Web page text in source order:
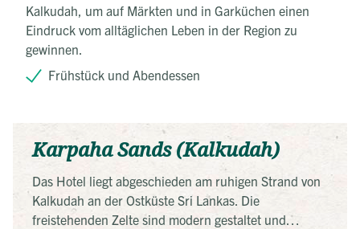
Kalkudah, um auf Märkten und in Garküchen einen
Eindruck vom alltäglichen Leben in der Region zu
gewinnen.
Frühstück und Abendessen
Karpaha Sands (Kalkudah)
Das Hotel liegt abgeschieden am ruhigen Strand von
Kalkudah an der Ostküste Sri Lankas. Die
freistehenden Zelte sind modern gestaltet und